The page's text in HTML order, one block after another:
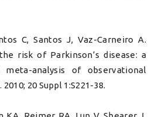
C, Santos J, Vaz-Carneiro A.
risk of Parkinson’s disease: a
analysis of observational
20 Suppl 1:S221-38.